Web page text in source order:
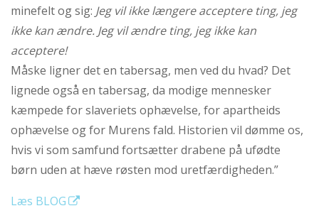
2.5:
Abortlinien
2.6:
Unge
mod
2.7:
Pro
Life
internationalt
2.8:
Nyhedsbrev
3.0:
Nyheder
Webshop
minefelt og sig: Jeg vil ikke længere acceptere ting, jeg
ikke kan ændre. Jeg vil ændre ting, jeg ikke kan
acceptere!
Måske ligner det en tabersag, men ved du hvad? Det
lignede også en tabersag, da modige mennesker
kæmpede for slaveriets ophævelse, for apartheids
ophævelse og for Murens fald. Historien vil dømme os,
hvis vi som samfund fortsætter drabene på ufødte
børn uden at hæve røsten mod uretfærdigheden.”
Læs BLOG